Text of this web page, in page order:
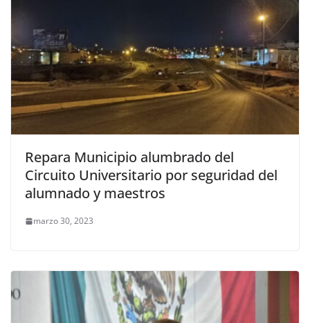
Repara Municipio alumbrado del
Circuito Universitario por seguridad del
alumnado y maestros
marzo 30, 2023